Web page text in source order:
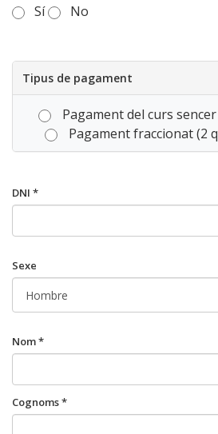
Sí No
Tipus de pagament
Pagament del curs
Pagament fraccionat (2
DNI *
Sexe
Nom *
Cognoms *